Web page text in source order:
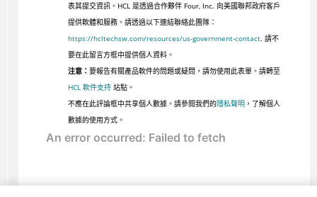
表其提交資訊。HCL 是透過合作夥伴 Four, Inc. 向美國聯邦政府客戶
提供軟體和服務。請透過以下連結聯絡此團隊：
https://hcltechsw.com/resources/us-government-contact. 請不
要在此留言方框中提供個人資料。
注意： 要報告有關產品軟件的問題或疑問，請勿使用此表單。請轉至
HCL 軟件支持站點。
不應在此評論框中共享個人數據。請參閱我們的隱私聲明 ，了解個人
數據的使用方式。